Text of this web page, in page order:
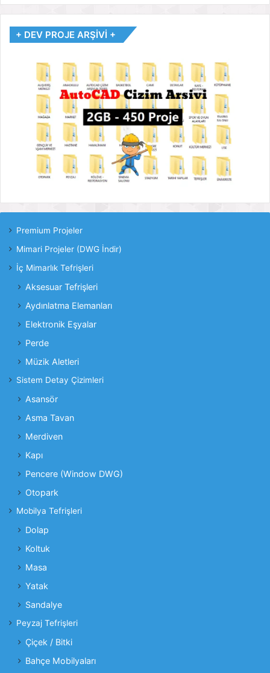
+ DEV PROJE ARŞİVİ +
Premium Projeler
Mimari Projeler (DWG İndir)
İç Mimarlık Tefrişleri
Aksesuar Tefrişleri
Aydınlatma Elemanları
Elektronik Eşyalar
Perde
Müzik Aletleri
Sistem Detay Çizimleri
Asansör
Asma Tavan
Merdiven
Kapı
Pencere (Window DWG)
Otopark
Mobilya Tefrişleri
Dolap
Koltuk
Masa
Yatak
Sandalye
Peyzaj Tefrişleri
Çiçek / Bitki
Bahçe Mobilyaları